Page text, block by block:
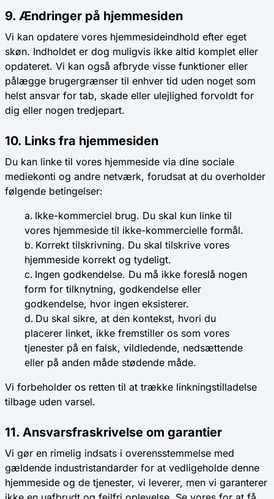
9. Ændringer på hjemmesiden
Vi kan opdatere vores hjemmesideindhold efter eget
skøn. Indholdet er dog muligvis ikke altid komplet eller
opdateret. Vi kan også afbryde visse funktioner eller
pålægge brugergrænser til enhver tid uden noget som
helst ansvar for tab, skade eller ulejlighed forvoldt for
dig eller nogen tredjepart.
10. Links fra hjemmesiden
Du kan linke til vores hjemmeside via dine sociale
mediekonti og andre netværk, forudsat at du overholder
følgende betingelser:
Ikke-kommerciel brug. Du skal kun linke til
vores hjemmeside til ikke-kommercielle formål.
Korrekt tilskrivning. Du skal tilskrive vores
hjemmeside korrekt og tydeligt.
Ingen godkendelse. Du må ikke foreslå nogen
form for tilknytning, godkendelse eller
godkendelse, hvor ingen eksisterer.
Du skal sikre, at den kontekst, hvori du
placerer linket, ikke fremstiller os som vores
tjenester på en falsk, vildledende, nedsættende
eller på anden måde stødende måde.
Vi forbeholder os retten til at trække linkningstilladelse
tilbage uden varsel.
11. Ansvarsfraskrivelse om garantier
Vi gør en rimelig indsats i overensstemmelse med
gældende industristandarder for at vedligeholde denne
hjemmeside og de tjenester, vi leverer, men vi garanterer